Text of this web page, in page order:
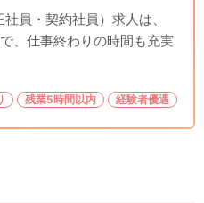
員・契約社員）求人は、
、仕事終わりの時間も充実
残業5時間以内 経験者優遇